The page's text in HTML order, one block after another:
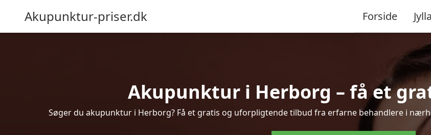
Akupunktur-priser.dk Forside
Akupunktur i Herborg – få et
Søger du akupunktur i Herborg? Få et gratis og uforpligtende tilbud fra erfarne behandlere i